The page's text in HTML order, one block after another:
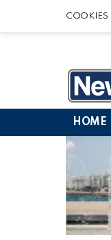
COOKIES
HOME
LATEST